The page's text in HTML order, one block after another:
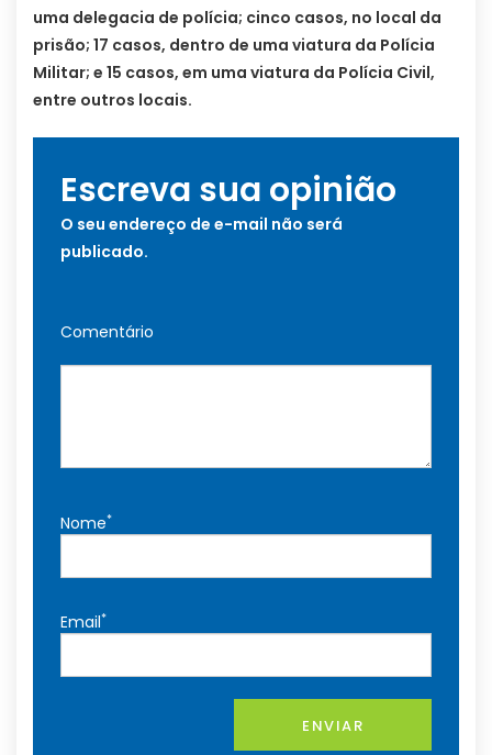
uma delegacia de polícia; cinco casos, no local da
prisão; 17 casos, dentro de uma viatura da Polícia
Militar; e 15 casos, em uma viatura da Polícia Civil,
entre outros locais.
Escreva sua opinião
O seu endereço de e-mail não será
publicado.
Comentário
Nome*
Email*
ENVIAR